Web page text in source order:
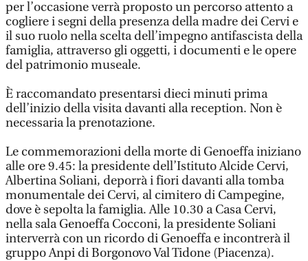
per l’occasione verrà proposto un percorso attento a
cogliere i segni della presenza della madre dei Cervi e
il suo ruolo nella scelta dell’impegno antifascista della
famiglia, attraverso gli oggetti, i documenti e le opere
del patrimonio museale.
È raccomandato presentarsi dieci minuti prima
dell’inizio della visita davanti alla reception. Non è
necessaria la prenotazione.
Le commemorazioni della morte di Genoeffa iniziano
alle ore 9.45: la presidente dell’Istituto Alcide Cervi,
Albertina Soliani, deporrà i fiori davanti alla tomba
monumentale dei Cervi, al cimitero di Campegine,
dove è sepolta la famiglia. Alle 10.30 a Casa Cervi,
nella sala Genoeffa Cocconi, la presidente Soliani
interverrà con un ricordo di Genoeffa e incontrerà il
gruppo Anpi di Borgonovo Val Tidone (Piacenza).